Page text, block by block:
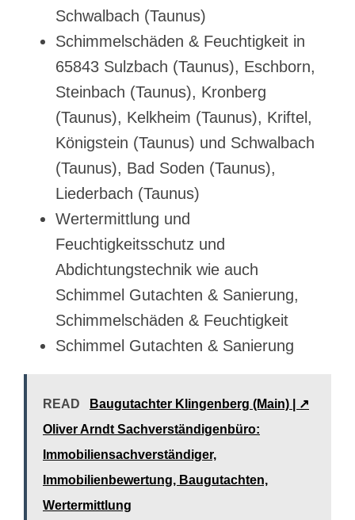
Schwalbach (Taunus)
Schimmelschäden & Feuchtigkeit in
65843 Sulzbach (Taunus), Eschborn,
Steinbach (Taunus), Kronberg
(Taunus), Kelkheim (Taunus), Kriftel,
Königstein (Taunus) und Schwalbach
(Taunus), Bad Soden (Taunus),
Liederbach (Taunus)
Wertermittlung und
Feuchtigkeitsschutz und
Abdichtungstechnik wie auch
Schimmel Gutachten & Sanierung,
Schimmelschäden & Feuchtigkeit
Schimmel Gutachten & Sanierung
READ
Baugutachter Klingenberg (Main) | ↗️
Oliver Arndt Sachverständigenbüro:
Immobiliensachverständiger,
Immobilienbewertung, Baugutachten,
Wertermittlung